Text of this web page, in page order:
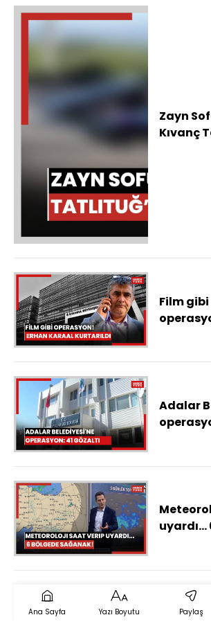
Zayn
Kıvanç
Film gibi
Adalar
Ana Sayfa Yazı Boyutu Paylaş